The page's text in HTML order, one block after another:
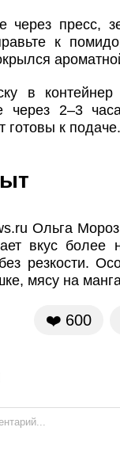
через пресс,
к
в
через 2–3
готовы к подаче.
Ольга
вкус более
резкости.
мясу на
❤️ 600